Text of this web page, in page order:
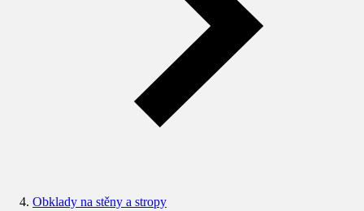
Obklady na stěny a stropy